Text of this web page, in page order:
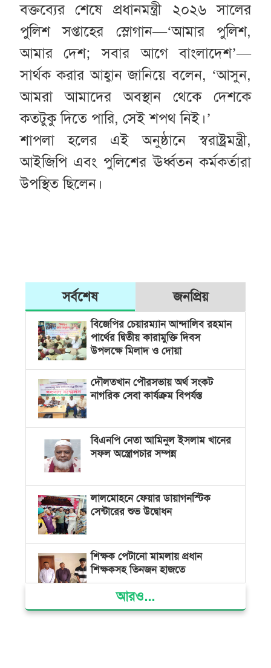
বক্তব্যের শেষে প্রধানমন্ত্রী ২০২৬ সালের
পুলিশ সপ্তাহের স্লোগান—‘আমার পুলিশ,
আমার দেশ; সবার আগে বাংলাদেশ’—
সার্থক করার আহ্বান জানিয়ে বলেন, ‘আসুন,
আমরা আমাদের অবস্থান থেকে দেশকে
কতটুকু দিতে পারি, সেই শপথ নিই।’
শাপলা হলের এই অনুষ্ঠানে স্বরাষ্ট্রমন্ত্রী,
আইজিপি এবং পুলিশের ঊর্ধ্বতন কর্মকর্তারা
উপস্থিত ছিলেন।
সর্বশেষ জনপ্রিয়
বিজেপির চেয়ারম্যান আন্দালিব রহমান
পার্থের দ্বিতীয় কারামুক্তি দিবস
উপলক্ষে মিলাদ ও দোয়া
দৌলতখান পৌরসভায় অর্থ সংকট
নাগরিক সেবা কার্যক্রম বিপর্যস্ত
বিএনপি নেতা আমিনুল ইসলাম খানের
সফল অস্ত্রোপচার সম্পন্ন
লালমোহনে ফেয়ার ডায়াগনস্টিক
সেন্টারের শুভ উদ্বোধন
শিক্ষক পেটানো মামলায় প্রধান
শিক্ষকসহ তিনজন হাজতে
ভোলায় মিথ্যা অপবাদের বিচার
আরও...